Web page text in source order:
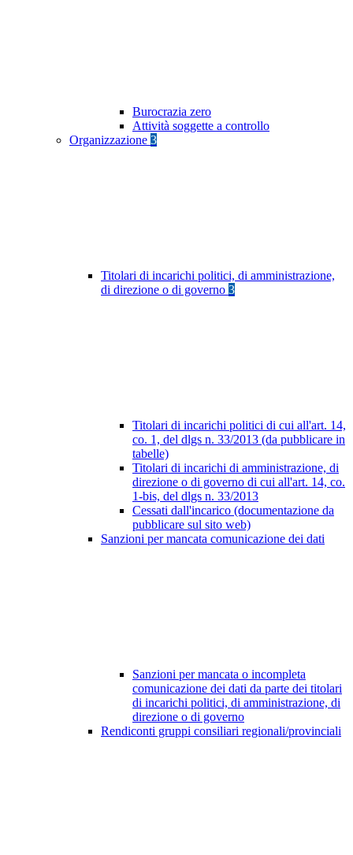
Burocrazia zero
Attività soggette a controllo
Organizzazione 3
Titolari di incarichi politici, di amministrazione,
di direzione o di governo 3
Titolari di incarichi politici di cui all'art. 14,
co. 1, del dlgs n. 33/2013 (da pubblicare in
tabelle)
Titolari di incarichi di amministrazione, di
direzione o di governo di cui all'art. 14, co.
1-bis, del dlgs n. 33/2013
Cessati dall'incarico (documentazione da
pubblicare sul sito web)
Sanzioni per mancata comunicazione dei dati
Sanzioni per mancata o incompleta
comunicazione dei dati da parte dei titolari
di incarichi politici, di amministrazione, di
direzione o di governo
Rendiconti gruppi consiliari regionali/provinciali